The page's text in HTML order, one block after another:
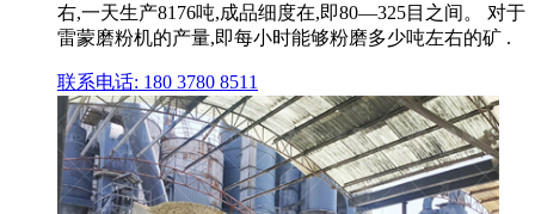
右,一天生产8176吨,成品细度在,即80—325目之间。 对于
雷蒙磨粉机的产量,即每小时能够粉磨多少吨左右的矿 .
联系电话: 180 3780 8511